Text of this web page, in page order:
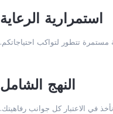
استمرارية الرعاية
مستمرة تتطور لتواكب احتياجاتكم.
النهج الشامل
في الاعتبار كل جوانب رفاهيتك.